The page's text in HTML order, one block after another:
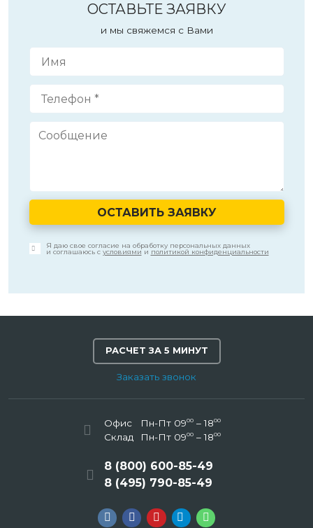
ОСТАВЬТЕ ЗАЯВКУ
и мы свяжемся с Вами
ОСТАВИТЬ ЗАЯВКУ
Я даю свое согласие на обработку персональных данных
и соглашаюсь с условиямии политикой конфиденциальности
РАСЧЕТ ЗА 5 МИНУТ
Заказать звонок
Офис Пн-Пт 0900– 1800
Склад Пн-Пт 0900– 1800
8 (800) 600-85-49
8 (495) 790-85-49